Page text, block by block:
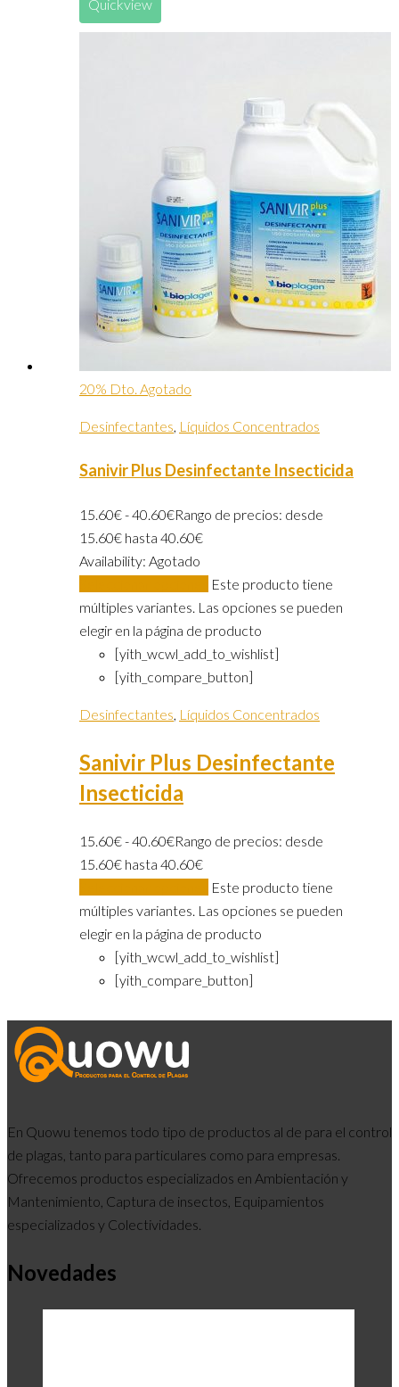
Quickview
20% Dto. Agotado
Desinfectantes, Líquidos Concentrados
Sanivir Plus Desinfectante Insecticida
15.60€-40.60€Rango de precios: desde
15.60€ hasta 40.60€
Availability: Agotado
Este producto tiene
múltiples variantes. Las opciones se pueden
elegir en la página de producto
[yith_wcwl_add_to_wishlist]
[yith_compare_button]
Desinfectantes, Líquidos Concentrados
Sanivir Plus Desinfectante
Insecticida
15.60€-40.60€Rango de precios: desde
15.60€ hasta 40.60€
Este producto tiene
múltiples variantes. Las opciones se pueden
elegir en la página de producto
[yith_wcwl_add_to_wishlist]
[yith_compare_button]
En Quowu tenemos todo tipo de productos al de para el control
de plagas, tanto para particulares como para empresas.
Ofrecemos productos especializados en Ambientación y
Mantenimiento, Captura de insectos, Equipamientos
especializados y Colectividades.
Novedades